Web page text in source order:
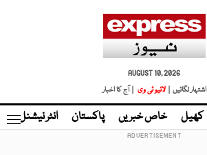
AUGUST 10, 2026
اشتہار لگائیں |
لائیو ٹی وی | آج کا اخبار
کھیل خاص خبریں پاکستان انٹر نیشنل